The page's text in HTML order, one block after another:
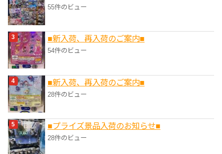
55件のビュー
■新入荷、再入荷のご案内■
54件のビュー
■新入荷、再入荷のご案内■
28件のビュー
■プライズ景品入荷のお知らせ■
28件のビュー